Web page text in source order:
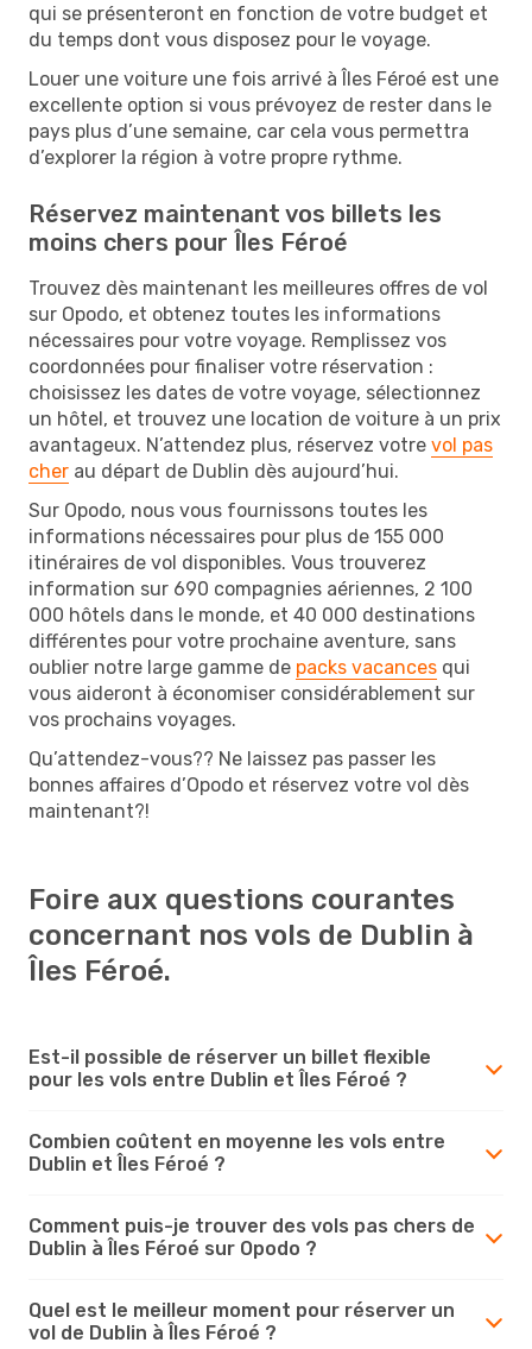
qui se présenteront en fonction de votre budget et
du temps dont vous disposez pour le voyage.
Louer une voiture une fois arrivé à Îles Féroé est une
excellente option si vous prévoyez de rester dans le
pays plus d’une semaine, car cela vous permettra
d’explorer la région à votre propre rythme.
Réservez maintenant vos billets les
moins chers pour Îles Féroé
Trouvez dès maintenant les meilleures offres de vol
sur Opodo, et obtenez toutes les informations
nécessaires pour votre voyage. Remplissez vos
coordonnées pour finaliser votre réservation :
choisissez les dates de votre voyage, sélectionnez
un hôtel, et trouvez une location de voiture à un prix
avantageux. N’attendez plus, réservez votre vol pas
cher au départ de Dublin dès aujourd’hui.
Sur Opodo, nous vous fournissons toutes les
informations nécessaires pour plus de 155 000
itinéraires de vol disponibles. Vous trouverez
information sur 690 compagnies aériennes, 2 100
000 hôtels dans le monde, et 40 000 destinations
différentes pour votre prochaine aventure, sans
oublier notre large gamme de packs vacances qui
vous aideront à économiser considérablement sur
vos prochains voyages.
Qu’attendez-vous?? Ne laissez pas passer les
bonnes affaires d’Opodo et réservez votre vol dès
maintenant?!
Foire aux questions courantes
concernant nos vols de Dublin à
Îles Féroé.
Est-il possible de réserver un billet flexible
pour les vols entre Dublin et Îles Féroé ?
Combien coûtent en moyenne les vols entre
Dublin et Îles Féroé ?
Comment puis-je trouver des vols pas chers de
Dublin à Îles Féroé sur Opodo ?
Quel est le meilleur moment pour réserver un
vol de Dublin à Îles Féroé ?